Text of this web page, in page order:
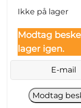
Ikke på lager
Modtag
lager igen.